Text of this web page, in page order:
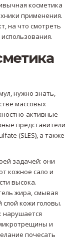
косметика
применения.
на что смотреть
нужно знать,
массовых
активные
представители
(SLES), а также
задачей: они
кожное сало и
высока.
жира, смывая
слой кожи головы.
нарушается
и
почесать